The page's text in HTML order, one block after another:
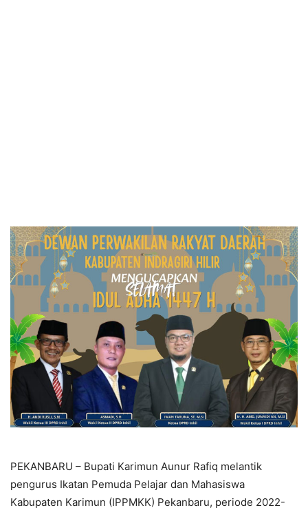
PEKANBARU – Bupati Karimun Aunur Rafiq melantik
pengurus Ikatan Pemuda Pelajar dan Mahasiswa
Kabupaten Karimun (IPPMKK) Pekanbaru, periode 2022-